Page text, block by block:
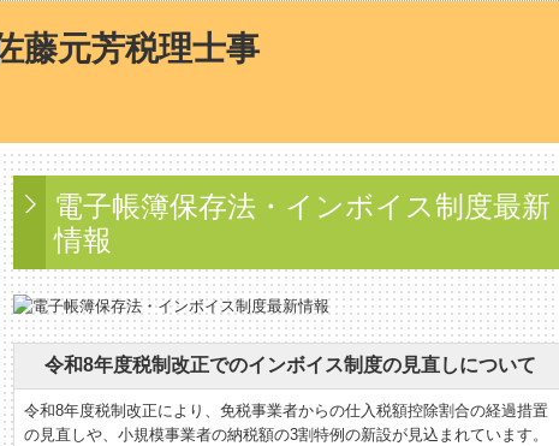
電子帳簿保存法・インボイス制度最新
情報
令和8年度税制改正でのインボイス制度の見直しについて
令和8年度税制改正により、免税事業者からの仕入税額控除割合の経過措置
の見直しや、小規模事業者の納税額の3割特例の新設が見込まれています。